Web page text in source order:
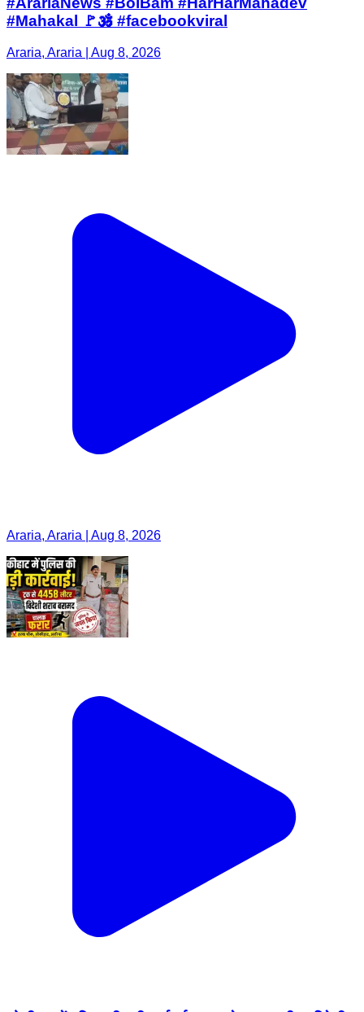
#Mahakal 🚩🕉️ #facebookviral
Araria, Araria | Aug 8, 2026
Araria, Araria | Aug 8, 2026